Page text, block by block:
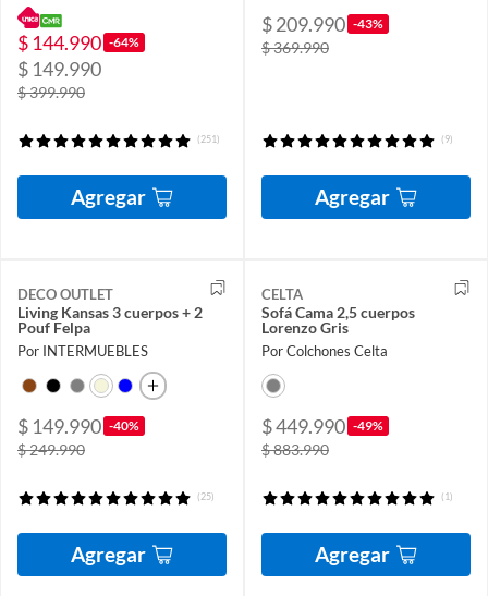
$ 144.990 -64%
$ 149.990
$ 399.990
(251)
Agregar
$ 209.990 -43%
$ 369.990
(9)
Agregar
DECO OUTLET
Living Kansas 3 cuerpos + 2
Pouf Felpa
Por INTERMUEBLES
$ 149.990 -40%
$ 249.990
(25)
Agregar
CELTA
Sofá Cama 2,5 cuerpos
Lorenzo Gris
Por Colchones Celta
$ 449.990 -49%
$ 883.990
(1)
Agregar